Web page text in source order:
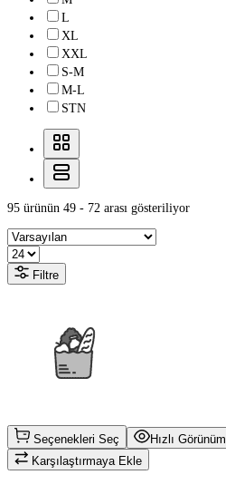
L
XL
XXL
S-M
M-L
STN
95 ürünün 49 - 72 arası gösteriliyor
Filtre
Seçenekleri Seç Hızlı Görünüm
Karşılaştırmaya Ekle